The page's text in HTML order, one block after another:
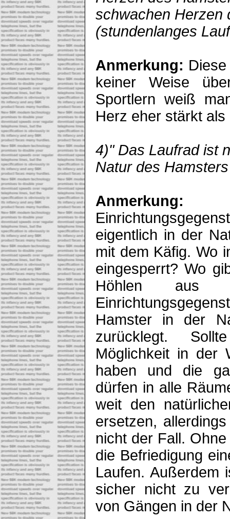
schwachen Herzen
(stundenlanges
Anmerkung:
keiner Weise
Sportlern weiß
Herz eher stärkt
4)" Das Laufrad ist
Natur des
Anmerkung:
eigentlich in der
mit dem Käfig. Wo
eingesperrt? Wo
Höhlen aus
Hamster in der
zurücklegt.
Möglichkeit in der
haben und die
dürfen in alle
weit den
ersetzen,
nicht der Fall.
die Befriedigung
Laufen. Außerdem
sicher nicht zu
von Gängen in der